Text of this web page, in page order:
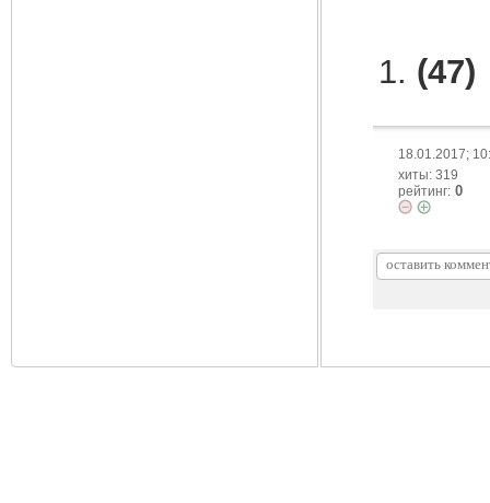
(47)
18.01.2017;
хиты: 319
рейтинг: 0